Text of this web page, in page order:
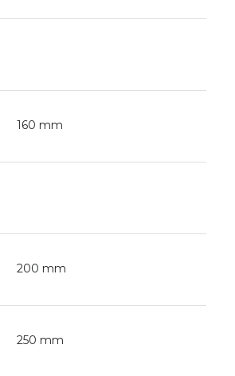
160 mm
200 mm
250 mm